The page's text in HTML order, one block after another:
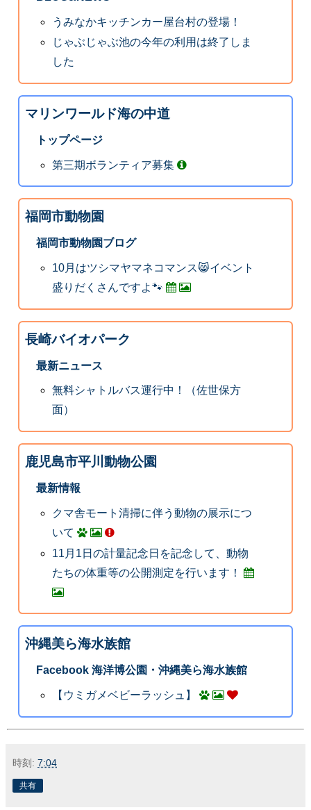
うみなかキッチンカー屋台村の登場！
じゃぶじゃぶ池の今年の利用は終了しま
した
マリンワールド海の中道
トップページ
第三期ボランティア募集
福岡市動物園
福岡市動物園ブログ
10月はツシマヤマネコマンス😸イベント
盛りだくさんですよ🐾
長崎バイオパーク
最新ニュース
無料シャトルバス運行中！（佐世保方
面）
鹿児島市平川動物公園
最新情報
クマ舎モート清掃に伴う動物の展示につ
いて
11月1日の計量記念日を記念して、動物
たちの体重等の公開測定を行います！
沖縄美ら海水族館
Facebook 海洋博公園・沖縄美ら海水族館
【ウミガメベビーラッシュ】
時刻: 7:04
共有